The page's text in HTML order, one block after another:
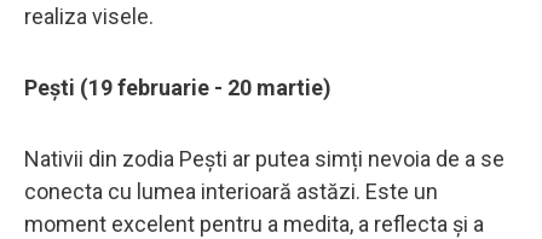
realiza visele.
Pești (19 februarie - 20 martie)
Nativii din zodia Pești ar putea simți nevoia de a se
conecta cu lumea interioară astăzi. Este un
moment excelent pentru a medita, a reflecta și a